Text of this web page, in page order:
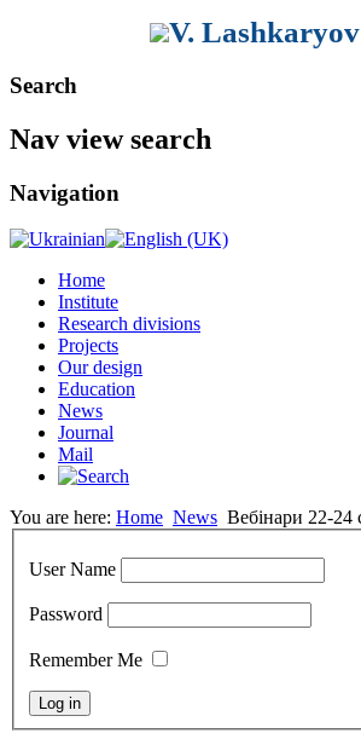
V.
Search
Nav view search
Navigation
Home
Institute
Research divisions
Projects
Our design
Education
News
Journal
Mail
You are here: Home News Вебінари 22-24
User Name
Password
Remember Me